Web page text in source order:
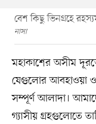
বেশ কিছু ভিনগ্রহে
নাসা
মহাকাশের অসীম
যেগুলোর আবহাওয়া ও
সম্পূর্ণ আলাদা।
গ্যাসীয় গ্রহগুলোতে